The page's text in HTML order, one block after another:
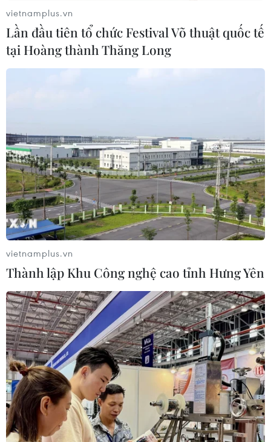
TIN CÙNG CHUYÊN MỤC
Áp thấp nhiệt đới trên vịnh Bắc Bộ sẽ
gây ảnh hưởng thế nào tới Việt Nam?
07/08/2026 14:38
vietnamplus.vn
Lần đầu tiên tổ chức Festival Võ thuật quốc tế
tại Hoàng thành Thăng Long
vietnamplus.vn
Thành lập Khu Công nghệ cao tỉnh Hưng Yên